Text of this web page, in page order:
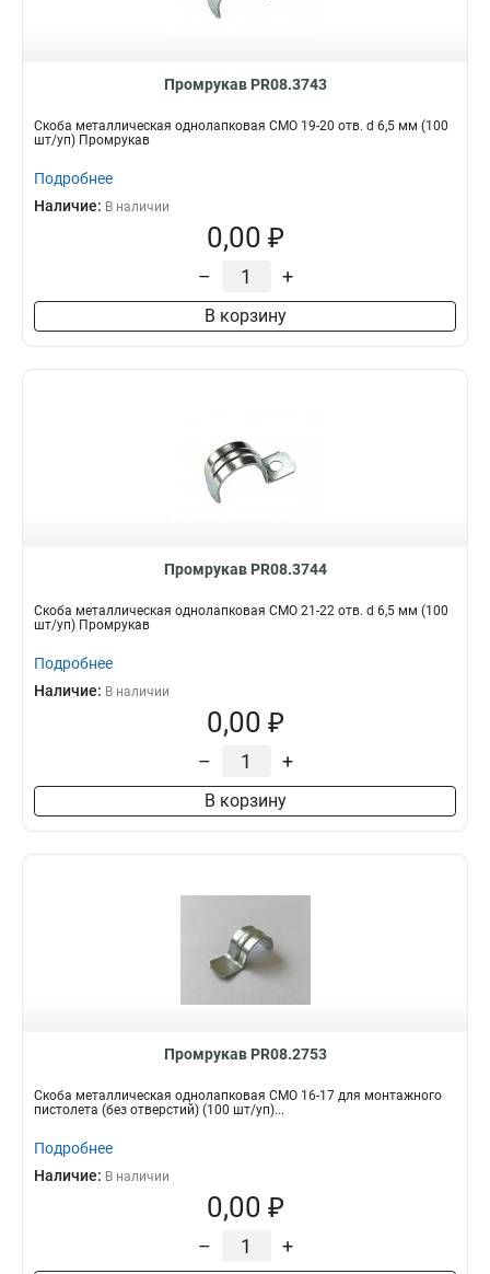
Промрукав PR08.3743
Скоба металлическая однолапковая СМО 19-20 отв. d 6,5 мм (100
шт/уп) Промрукав
Подробнее
Наличие: В наличии
0,00 ₽
– +
В корзину
Промрукав PR08.3744
Скоба металлическая однолапковая СМО 21-22 отв. d 6,5 мм (100
шт/уп) Промрукав
Подробнее
Наличие: В наличии
0,00 ₽
– +
В корзину
Промрукав PR08.2753
Скоба металлическая однолапковая СМО 16-17 для монтажного
пистолета (без отверстий) (100 шт/уп)...
Подробнее
Наличие: В наличии
0,00 ₽
– +